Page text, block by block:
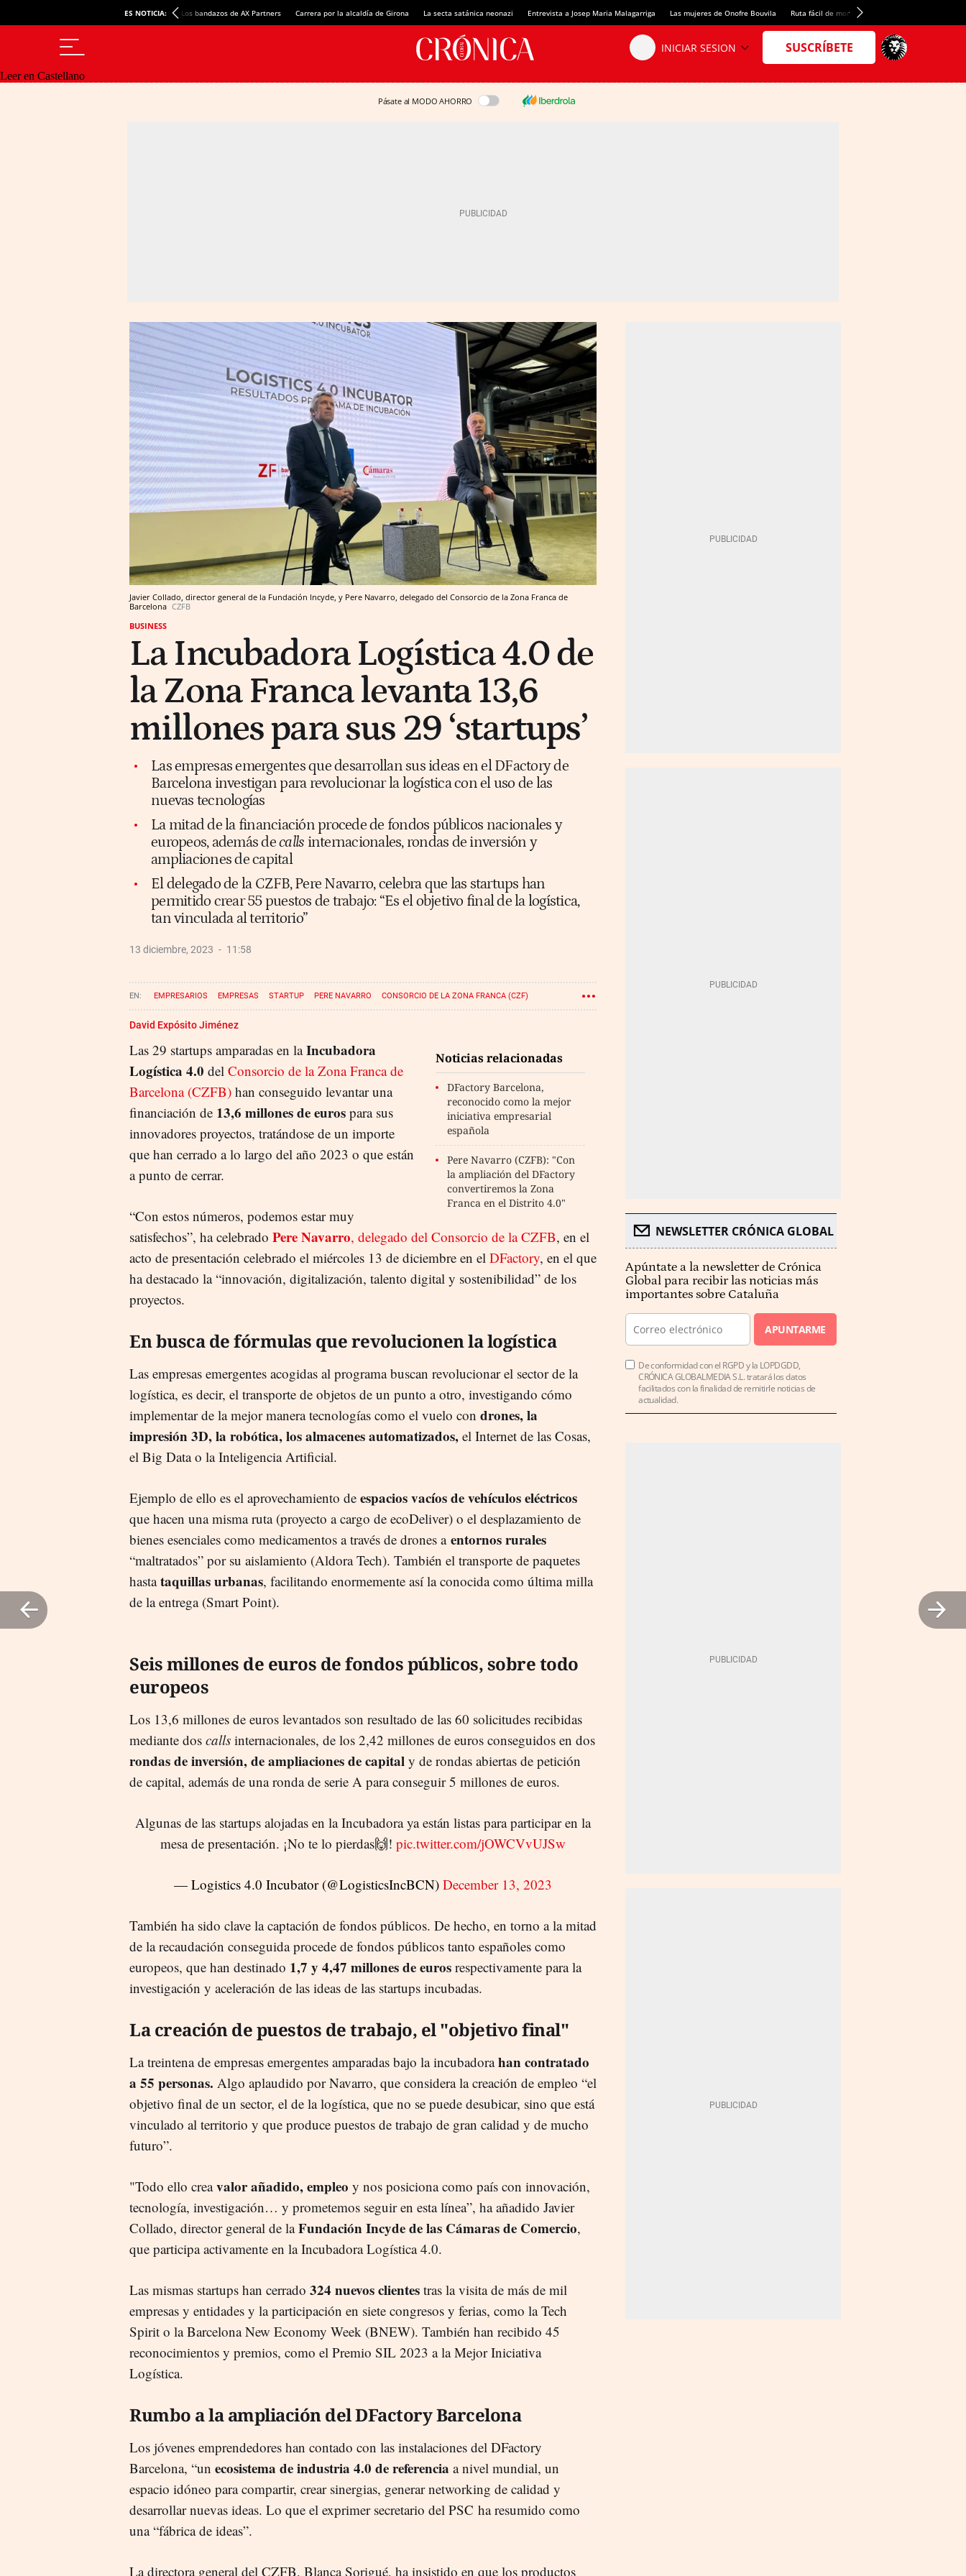
ES NOTICIA: Los bandazos de AX Partners Carrera por la alcaldía de Girona La secta satánica neonazi Entrevista a Josep Maria Malagarriga Las mujeres de Onofre Bouvila Ruta fácil de montaña
Leer en Castellano
Pásate al MODO AHORRO
Javier Collado, director general de la Fundación Incyde, y Pere Navarro, delegado del Consorcio de la Zona Franca de
Barcelona CZFB
BUSINESS
La Incubadora Logística 4.0 de
la Zona Franca levanta 13,6
millones para sus 29 ‘startups’
Las empresas emergentes que desarrollan sus ideas en el DFactory de
Barcelona investigan para revolucionar la logística con el uso de las
nuevas tecnologías
La mitad de la financiación procede de fondos públicos nacionales y
europeos, además decalls internacionales, rondas de inversión y
ampliaciones de capital
El delegado de la CZFB, Pere Navarro, celebra que las startups han
permitido crear 55 puestos de trabajo: “Es el objetivo final de la logística,
tan vinculada al territorio”
13 diciembre, 2023 11:58
EMPRESARIOS EMPRESAS STARTUP PERE NAVARRO CONSORCIO DE LA ZONA FRANCA (CZF)
David Expósito Jiménez
Noticias relacionadas
DFactory Barcelona,
reconocido como la mejor
iniciativa empresarial
española
Pere Navarro (CZFB): "Con
la ampliación del DFactory
convertiremos la Zona
Franca en el Distrito 4.0"
Las 29 startups amparadas en laIncubadora
Logística 4.0 del Consorcio de la Zona Franca de
Barcelona (CZFB) han conseguido levantar una
financiación de 13,6 millones de euros para sus
innovadores proyectos, tratándose de un importe
que han cerrado a lo largo del año 2023 o que están
a punto de cerrar.
“Con estos números, podemos estar muy
satisfechos”, ha celebrado Pere Navarro, delegado del Consorcio de la CZFB, en el
acto de presentación celebrado el miércoles 13 de diciembre en el DFactory, en el que
ha destacado la “innovación, digitalización, talento digital y sostenibilidad” de los
proyectos.
En busca de fórmulas que revolucionen la logística
Las empresas emergentes acogidas al programa buscan revolucionar el sector de la
logística, es decir, el transporte de objetos de un punto a otro, investigando cómo
implementar de la mejor manera tecnologías como el vuelo con drones, la
impresión 3D, la robótica, los almacenes automatizados, el Internet de las Cosas,
el Big Data o la Inteligencia Artificial.
Ejemplo de ello es el aprovechamiento de espacios vacíos de vehículos eléctricos
que hacen una misma ruta (proyecto a cargo de ecoDeliver) o el desplazamiento de
bienes esenciales como medicamentos a través de drones aentornos rurales
“maltratados” por su aislamiento (Aldora Tech). También el transporte de paquetes
hastataquillas urbanas, facilitando enormemente así la conocida como última milla
de la entrega (Smart Point).
Seis millones de euros de fondos públicos, sobre todo
europeos
Los 13,6 millones de euros levantados son resultado de las 60 solicitudes recibidas
mediante dos calls internacionales, de los 2,42 millones de euros conseguidos en dos
rondas de inversión, de ampliaciones de capital y de rondas abiertas de petición
de capital, además de una ronda de serie A para conseguir 5 millones de euros.
Algunas de las startups alojadas en la Incubadora ya están listas para participar en la
mesa de presentación. ¡No te lo pierdas🙌!pic.twitter.com/jOWCVvUJSw
— Logistics 4.0 Incubator (@LogisticsIncBCN)December 13, 2023
También ha sido clave la captación de fondos públicos. De hecho, en torno a la mitad
de la recaudación conseguida procede de fondos públicos tanto españoles como
europeos, que han destinado 1,7 y 4,47 millones de euros respectivamente para la
investigación y aceleración de las ideas de las startups incubadas.
La creación de puestos de trabajo, el "objetivo final"
La treintena de empresas emergentes amparadas bajo la incubadorahan contratado
a 55 personas. Algo aplaudido por Navarro, que considera la creación de empleo “el
objetivo final de un sector, el de la logística, que no se puede desubicar, sino que está
vinculado al territorio y que produce puestos de trabajo de gran calidad y de mucho
futuro”.
"Todo ello creavalor añadido, empleo y nos posiciona como país con innovación,
tecnología, investigación… y prometemos seguir en esta línea”, ha añadido Javier
Collado, director general de laFundación Incyde de las Cámaras de Comercio,
que participa activamente en la Incubadora Logística 4.0.
Las mismas startups han cerrado 324 nuevos clientes tras la visita de más de mil
empresas y entidades y la participación en siete congresos y ferias, como la Tech
Spirit o la Barcelona New Economy Week (BNEW). También han recibido 45
reconocimientos y premios, como el Premio SIL 2023 a la Mejor Iniciativa
Logística.
Rumbo a la ampliación del DFactory Barcelona
Los jóvenes emprendedores han contado con las instalaciones del DFactory
Barcelona, “un ecosistema de industria 4.0 de referencia a nivel mundial, un
espacio idóneo para compartir, crear sinergias, generar networking de calidad y
desarrollar nuevas ideas. Lo que el exprimer secretario del PSC ha resumido como
una “fábrica de ideas”.
La directora general del CZFB, Blanca Sorigué, ha insistido en que los productos
NEWSLETTER CRÓNICA GLOBAL
Apúntate a la newsletter de Crónica
Global para recibir las noticias más
importantes sobre Cataluña
APUNTARME
De conformidad con el RGPD y la LOPDGDD,
CRÓNICA GLOBALMEDIA S.L. tratará los datos
facilitados con la finalidad de remitirle noticias de
actualidad.